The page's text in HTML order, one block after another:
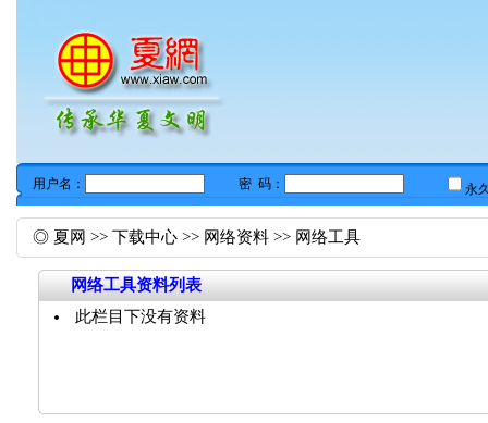
◎ 夏网 >> 下载中心 >> 网络资料 >> 网络工具
网络工具资料列表
此栏目下没有资料